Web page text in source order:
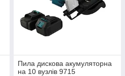
Пила дискова акумуляторна
на 10 вузлів 9715